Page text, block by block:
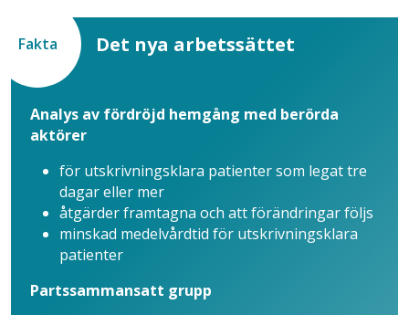
Fakta Det nya arbetssättet
Analys av fördröjd hemgång med berörda
aktörer
för utskrivningsklara patienter som legat tre
dagar eller mer
åtgärder framtagna och att förändringar följs
minskad medelvårdtid för utskrivningsklara
patienter
Partssammansatt grupp